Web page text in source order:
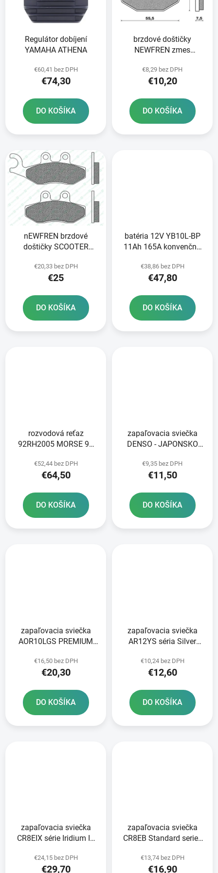
Regulátor dobíjení
YAMAHA ATHENA
€60,41 bez DPH
€74,30
DO KOŠÍKA
brzdové doštičky
NEWFREN zmes
ORGANIC 2 ks v balení
€8,29 bez DPH
€10,20
DO KOŠÍKA
nEWFREN brzdové
doštičky SCOOTER
balení
€20,33 bez DPH
€25
DO KOŠÍKA
batéria 12V YB10L-BP
11Ah 165A konvenčná
FULBATvrátane
elektrolytu
€38,86 bez DPH
€47,80
DO KOŠÍKA
rozvodová reťaz
92RH2005 MORSE 96
€52,44 bez DPH
€64,50
DO KOŠÍKA
zapaľovacia sviečka
DENSO - JAPONSKO
STANDARD
€9,35 bez DPH
€11,50
DO KOŠÍKA
zapaľovacia sviečka
AOR10LGS PREMIUM
BRISK - Česká republika
€16,50 bez DPH
€20,30
DO KOŠÍKA
zapaľovacia sviečka
AR12YS séria Silver
€10,24 bez DPH
€12,60
DO KOŠÍKA
zapaľovacia sviečka
CR8EIX série Iridium IX
€24,15 bez DPH
€29,70
zapaľovacia sviečka
CR8EB Standard series
€13,74 bez DPH
€16,90